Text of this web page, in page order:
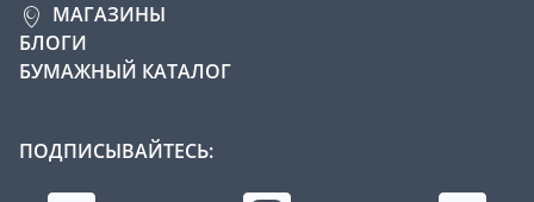
МАГАЗИНЫ
БЛОГИ
БУМАЖНЫЙ КАТАЛОГ
ПОДПИСЫВАЙТЕСЬ: